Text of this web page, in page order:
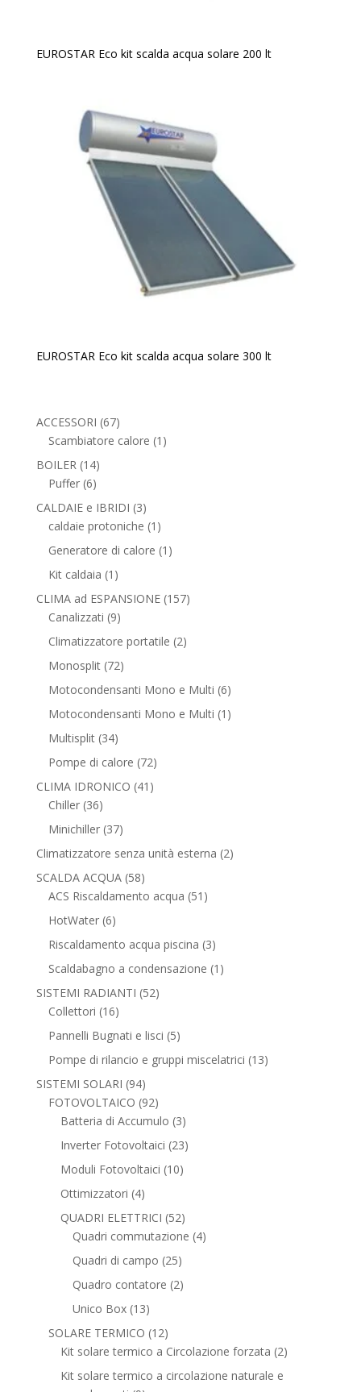
EUROSTAR Eco kit scalda acqua solare 200 lt
EUROSTAR Eco kit scalda acqua solare 300 lt
ACCESSORI 6767
prodotti
Scambiatore calore 1 1
BOILER 1414
prodotti
Puffer 66
prodotti
CALDAIE e IBRIDI 33
prodotti
caldaie protoniche 1 1
prodotto
Generatore di calore 1 1
Kit caldaia 1 1
prodotto
CLIMA ad ESPANSIONE 157157
Canalizzati 99
prodotti
Climatizzatore portatile 22
Monosplit 7272
prodotti
Motocondensanti Mono e Multi 66
prodotti
Motocondensanti Mono e Multi 1 1
Multisplit 3434
prodotti
Pompe di calore 7272
prodotti
CLIMA IDRONICO 41 41
Chiller 3636
prodotti
Minichiller 3737
Climatizzatore senza unità esterna 22
SCALDA ACQUA 5858
prodotti
ACS Riscaldamento acqua 51 51
HotWater 66
prodotti
Riscaldamento acqua piscina 33
prodotti
Scaldabagno a condensazione 1 1
SISTEMI RADIANTI 5252
Collettori 1616
prodotti
Pannelli Bugnati e lisci 55
prodotti
Pompe di rilancio e gruppi miscelatrici 1313
SISTEMI SOLARI 9494
prodotti
FOTOVOLTAICO 9292
prodotti
Batteria di Accumulo 33
prodotti
Inverter Fotovoltaici 2323
Moduli Fotovoltaici 1010
Ottimizzatori 44
prodotti
QUADRI ELETTRICI 5252
prodotti
Quadri commutazione 44
Quadri di campo 2525
prodotti
Quadro contatore 22
Unico Box 1313
prodotti
SOLARE TERMICO 1212
prodotti
Kit solare termico a Circolazione forzata 22
Kit solare termico a circolazione naturale e